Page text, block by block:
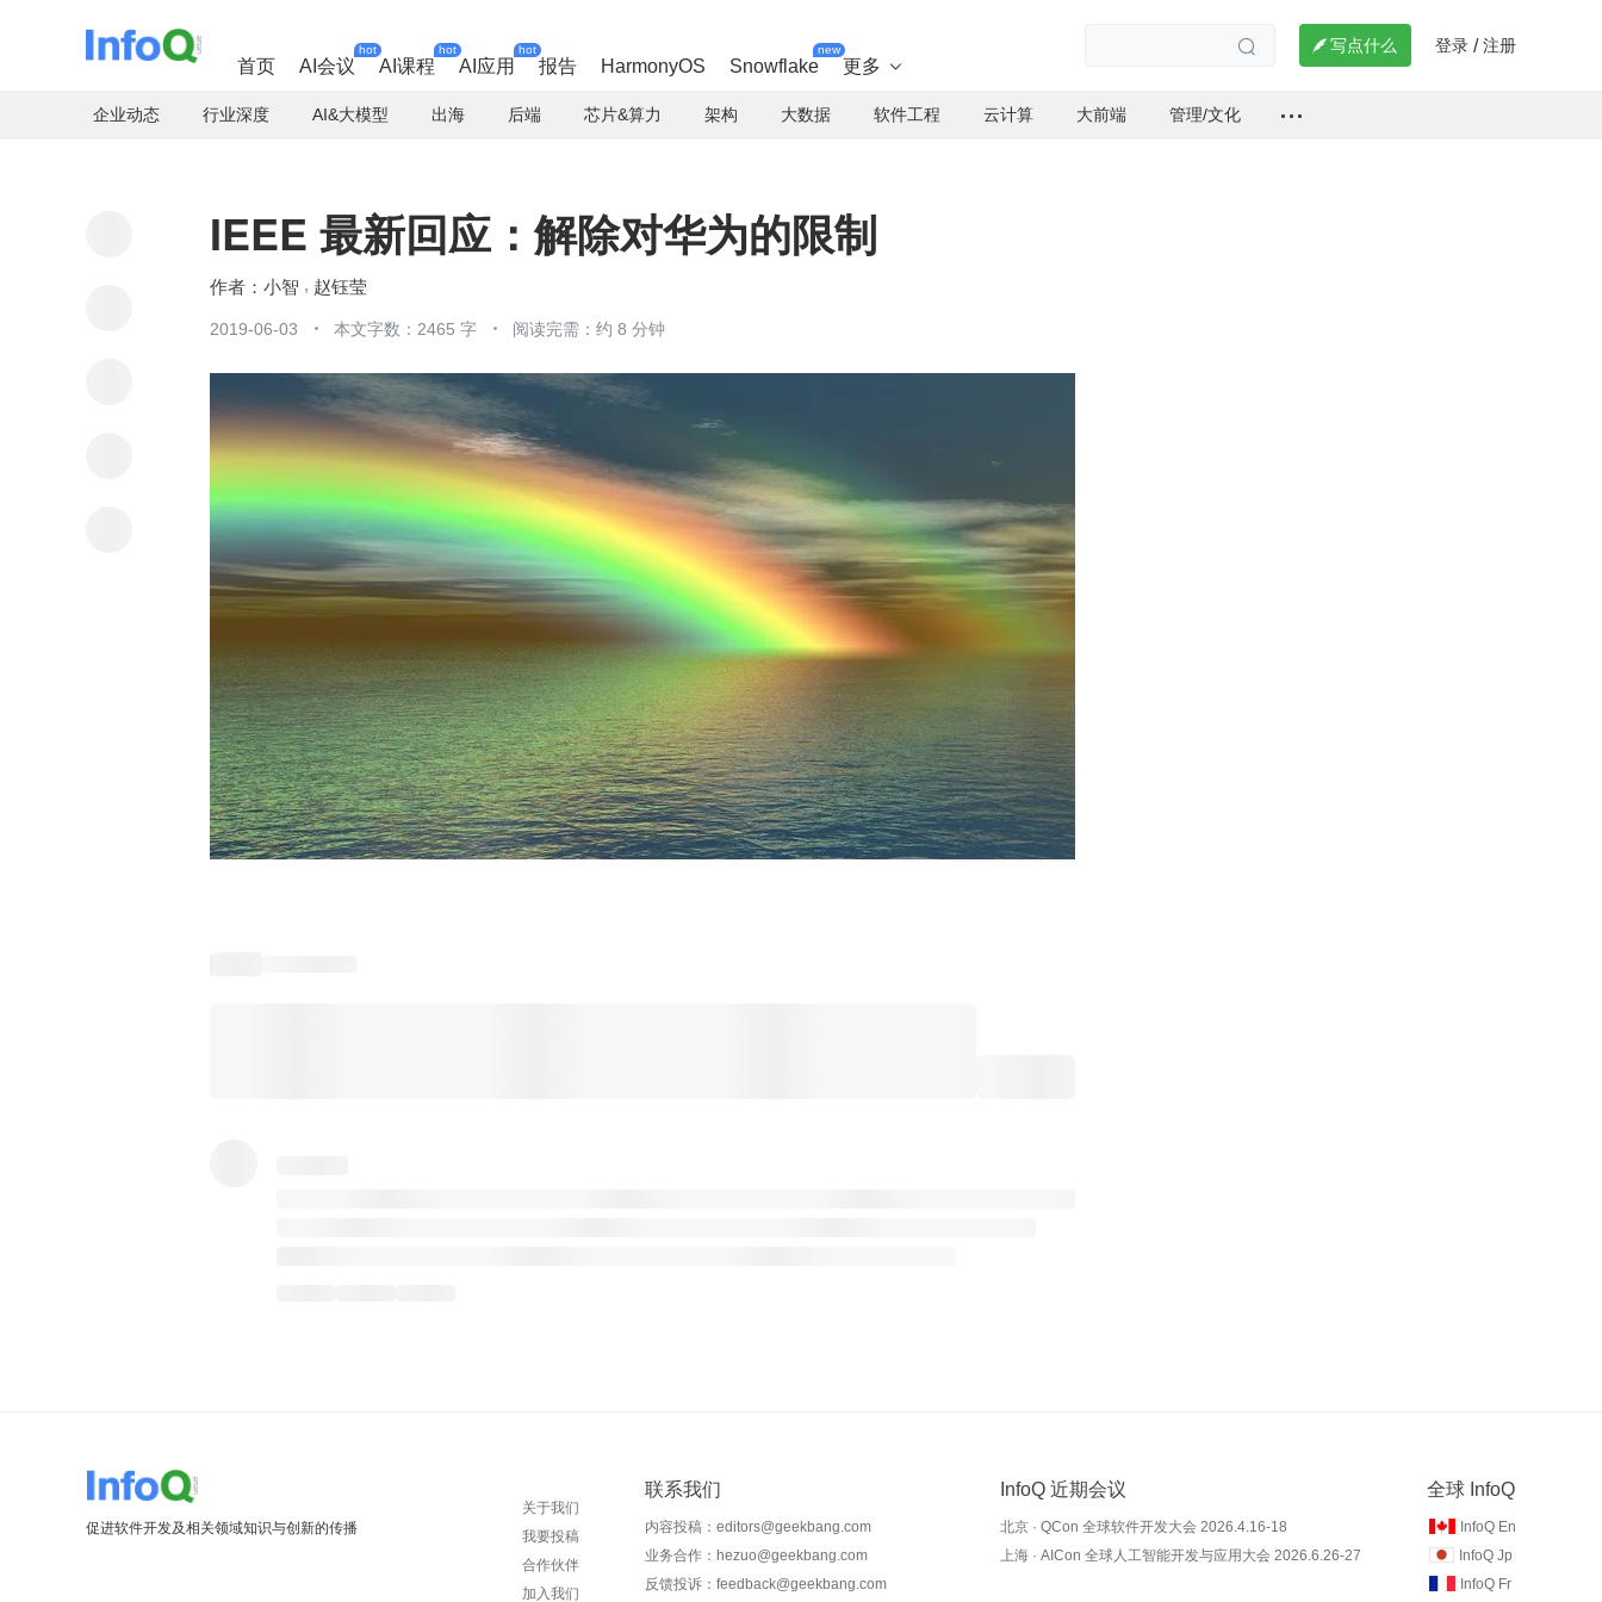
首页 AI会议
hot
AI课程
hot
AI应用
hot
报告 HarmonyOS Snowflake
new
更多 
  写点什么 登录 / 注册
企业动态 行业深度 AI&大模型 出海 后端 芯片&算力 架构 大数据 软件工程 云计算 大前端 管理/文化
IEEE 最新回应：解除对华为的限制
小智 赵钰莹
2019-06-03 本文字数：2465 字 阅读完需：约 8 分钟
促进软件开发及相关领域知识与创新的传播
关于我们
我要投稿
合作伙伴
加入我们
联系我们
内容投稿：editors@geekbang.com
业务合作：hezuo@geekbang.com
反馈投诉：feedback@geekbang.com
InfoQ 近期会议
北京 · QCon 全球软件开发大会 2026.4.16-18
上海 · AICon 全球人工智能开发与应用大会 2026.6.26-27
全球 InfoQ
InfoQ En
InfoQ Jp
InfoQ Fr